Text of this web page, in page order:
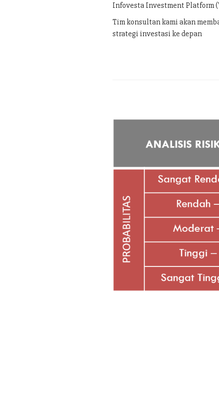
Infovesta Investment Platform
Tim konsultan kami akan
strategi investasi ke depan